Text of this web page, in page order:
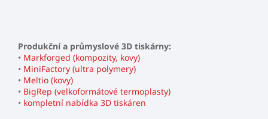
Produkční a průmyslové 3D tiskárny:
• Markforged (kompozity, kovy)
• MiniFactory (ultra polymery)
• Meltio (kovy)
• BigRep (velkoformátové termoplasty)
• kompletní nabídka 3D tiskáren